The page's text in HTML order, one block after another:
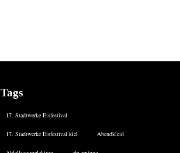
Tags
17. Stadtwerke Eisfestival
17. Stadtwerke Eisfestival kiel Abendkleid